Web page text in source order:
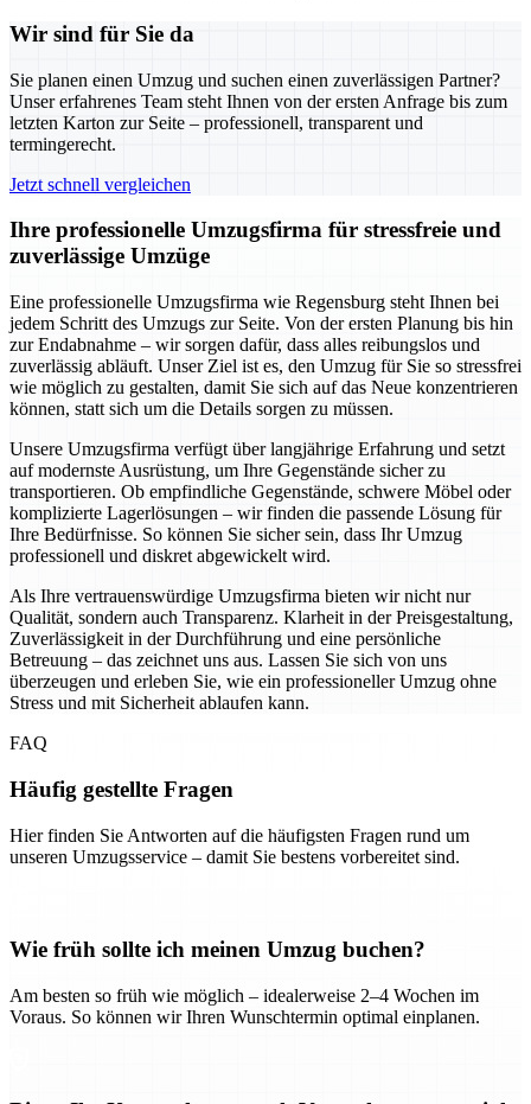
Wir sind für Sie da
Sie planen einen Umzug und suchen einen zuverlässigen Partner?
Unser erfahrenes Team steht Ihnen von der ersten Anfrage bis zum
letzten Karton zur Seite – professionell, transparent und
termingerecht.
Jetzt schnell vergleichen
Ihre professionelle Umzugsfirma für stressfreie und
zuverlässige Umzüge
Eine professionelle Umzugsfirma wie Regensburg steht Ihnen bei
jedem Schritt des Umzugs zur Seite. Von der ersten Planung bis hin
zur Endabnahme – wir sorgen dafür, dass alles reibungslos und
zuverlässig abläuft. Unser Ziel ist es, den Umzug für Sie so stressfrei
wie möglich zu gestalten, damit Sie sich auf das Neue konzentrieren
können, statt sich um die Details sorgen zu müssen.
Unsere Umzugsfirma verfügt über langjährige Erfahrung und setzt
auf modernste Ausrüstung, um Ihre Gegenstände sicher zu
transportieren. Ob empfindliche Gegenstände, schwere Möbel oder
komplizierte Lagerlösungen – wir finden die passende Lösung für
Ihre Bedürfnisse. So können Sie sicher sein, dass Ihr Umzug
professionell und diskret abgewickelt wird.
Als Ihre vertrauenswürdige Umzugsfirma bieten wir nicht nur
Qualität, sondern auch Transparenz. Klarheit in der Preisgestaltung,
Zuverlässigkeit in der Durchführung und eine persönliche
Betreuung – das zeichnet uns aus. Lassen Sie sich von uns
überzeugen und erleben Sie, wie ein professioneller Umzug ohne
Stress und mit Sicherheit ablaufen kann.
FAQ
Häufig gestellte Fragen
Hier finden Sie Antworten auf die häufigsten Fragen rund um
unseren Umzugsservice – damit Sie bestens vorbereitet sind.
Wie früh sollte ich meinen Umzug buchen?
Am besten so früh wie möglich – idealerweise 2–4 Wochen im
Voraus. So können wir Ihren Wunschtermin optimal einplanen.